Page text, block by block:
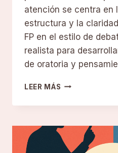
atención se centra en
estructura y la
FP en el estilo de
realista para
de oratoria y
LEER MÁS DEBATE
EL
PÚBLICO:
REGLAS
Y